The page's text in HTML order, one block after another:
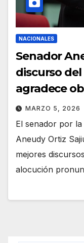
NACIONALES
Senador
discurso
agradece
MARZO 5, 2026
El senador por
Aneudy Ortiz
mejores
alocución